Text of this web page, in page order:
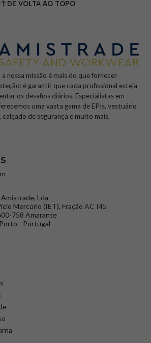
DE VOLTA AO TOPO
nossa missão é mais do que fornecer
é garantir que cada profissional esteja
os desafios diários. Especialistas em
uma vasta gama de EPIs, vestuário
calçado de segurança e muito mais.
Amistrade, Lda
Mercúrio (IET), Fração AC I45
758 Amarante
Porto - Portugal